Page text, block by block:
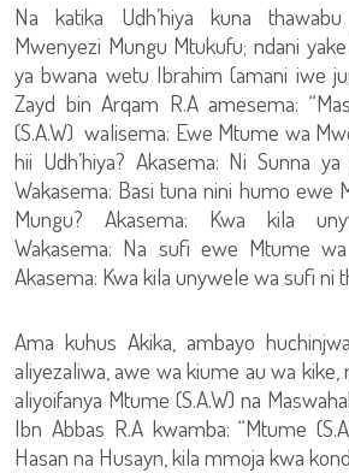
Na katika Udh’hiya kuna
Mwenyezi Mungu Mtukufu; ndani
ya bwana wetu Ibrahim (amani iwe
Zayd bin Arqam R.A amesema:
(S.A.W) walisema: Ewe Mtume wa
hii Udh’hiya? Akasema: Ni Sunna
Wakasema: Basi tuna nini humo ewe
Mungu? Akasema: Kwa kila
Wakasema: Na sufi ewe Mtume
Akasema: Kwa kila unywele wa sufi ni
Ama kuhus Akika, ambayo
aliyezaliwa, awe wa kiume au wa kike,
aliyoifanya Mtume (S.A.W) na
Ibn Abbas R.A kwamba: “Mtume
Hasan na Husayn, kila mmoja kwa